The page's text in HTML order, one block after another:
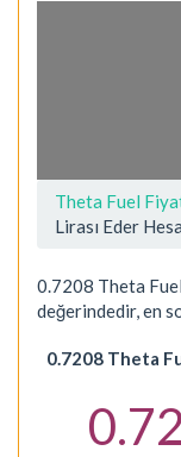
Theta Fuel
Lirası Eder
0.7208 Theta
değerindedir, en
0.7208 Theta